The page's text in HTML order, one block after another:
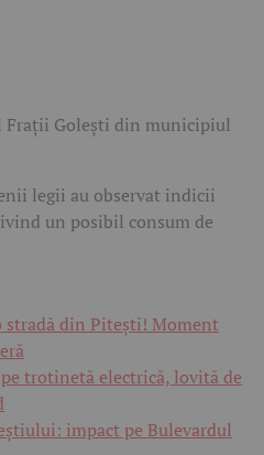
Frații Golești din municipiul
legii au observat indicii
un posibil consum de
stradă din Pitești! Moment
trotinetă electrică, lovită de
impact pe Bulevardul